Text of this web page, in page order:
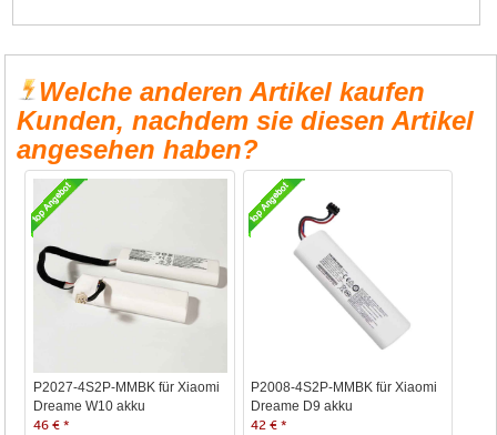
Welche anderen Artikel kaufen
Kunden, nachdem sie diesen Artikel
angesehen haben?
P2027-4S2P-MMBK für Xiaomi
Dreame W10 akku
46 € *
P2008-4S2P-MMBK für Xiaomi
Dreame D9 akku
42 € *